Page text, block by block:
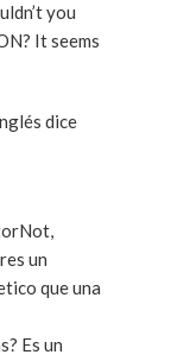
you
It seems
dice
un
que una
Es un